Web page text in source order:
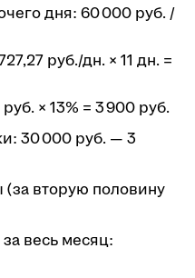
дня: 60 000 руб. /
руб./дн. × 11 дн. =
× 13% = 3 900 руб.
30 000 руб. — 3
(за вторую половину
весь месяц: